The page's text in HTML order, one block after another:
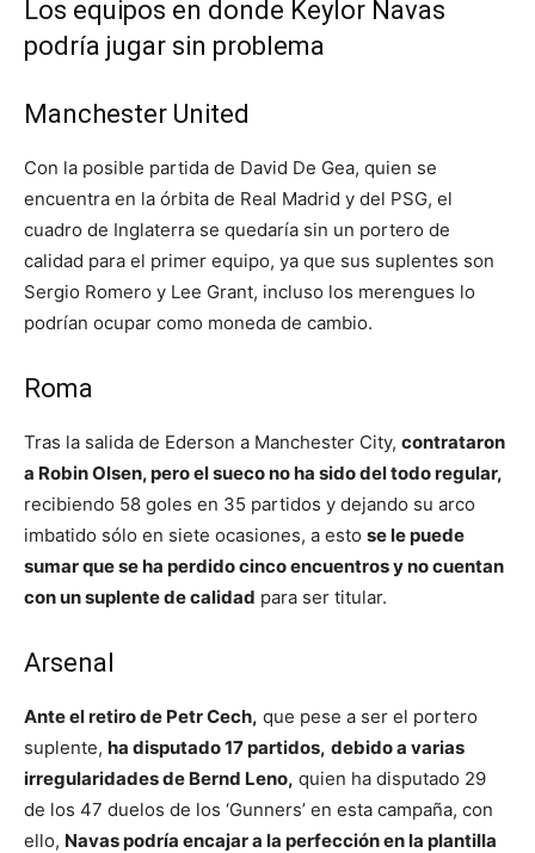
Los equipos en donde Keylor Navas
podría jugar sin problema
Manchester United
Con la posible partida de David De Gea, quien se
encuentra en la órbita de Real Madrid y del PSG, el
cuadro de Inglaterra se quedaría sin un portero de
calidad para el primer equipo, ya que sus suplentes son
Sergio Romero y Lee Grant, incluso los merengues lo
podrían ocupar como moneda de cambio.
Roma
Tras la salida de Ederson a Manchester City, contrataron
a Robin Olsen, pero el sueco no ha sido del todo regular,
recibiendo 58 goles en 35 partidos y dejando su arco
imbatido sólo en siete ocasiones, a esto se le puede
sumar que se ha perdido cinco encuentros y no cuentan
con un suplente de calidad para ser titular.
Arsenal
Ante el retiro de Petr Cech, que pese a ser el portero
suplente, ha disputado 17 partidos, debido a varias
irregularidades de Bernd Leno, quien ha disputado 29
de los 47 duelos de los ‘Gunners’ en esta campaña, con
ello, Navas podría encajar a la perfección en la plantilla